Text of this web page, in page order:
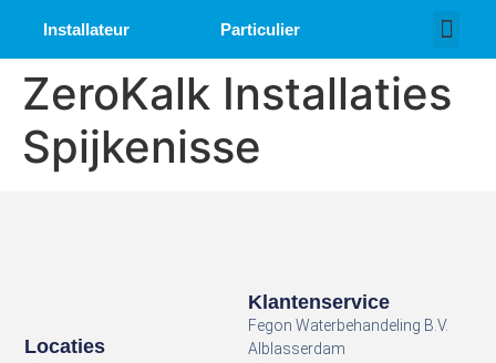
Installateur Particulier
ZeroKalk Installaties
Spijkenisse
Klantenservice
Fegon Waterbehandeling B.V.
Alblasserdam
Locaties